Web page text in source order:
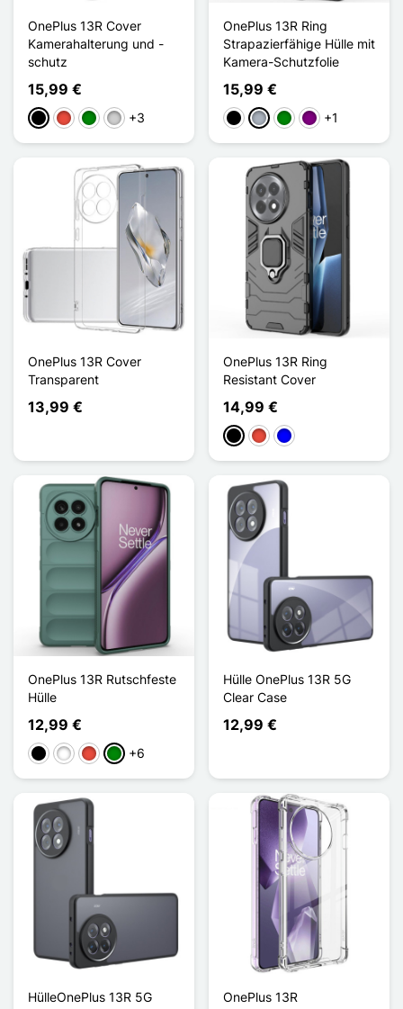
OnePlus 13R Cover
Kamerahalterung und -
schutz
15,99 €
Schwarz
Rot GrünSilber
+3
OnePlus 13R Ring
Strapazierfähige Hülle mit
Kamera-Schutzfolie
15,99 €
Schwarz
GrauGrünViolett
+1
OnePlus 13R Cover
Transparent
13,99 €
OnePlus 13R Ring
Resistant Cover
14,99 €
Schwarz
Rot Blau
OnePlus 13R Rutschfeste
Hülle
12,99 €
Schwarz
WeißRot Grün+6
Hülle OnePlus 13R 5G
Clear Case
12,99 €
HülleOnePlus 13R 5G
OnePlus 13R